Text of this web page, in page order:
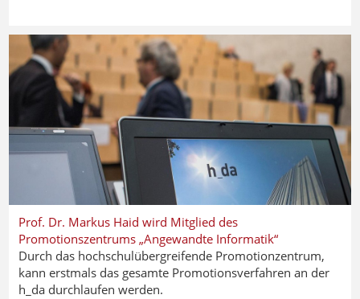
Prof. Dr. Markus Haid wird Mitglied des
Promotionszentrums „Angewandte Informatik“
Durch das hochschulübergreifende Promotionzentrum,
kann erstmals das gesamte Promotionsverfahren an der
h_da durchlaufen werden.